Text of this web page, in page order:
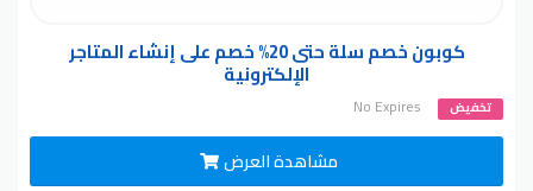
كوبون خصم سلة حتى 20% خصم على إنشاء المتاجر
الإلكترونية
تخفيض No Expires
مشاهدة العرض